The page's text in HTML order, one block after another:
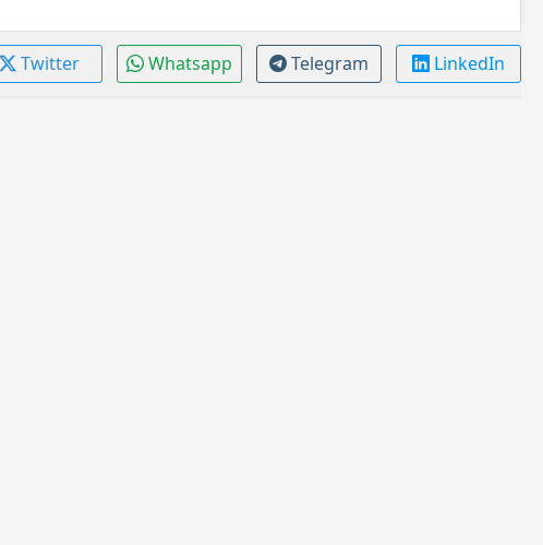
Twitter Whatsapp Telegram LinkedIn